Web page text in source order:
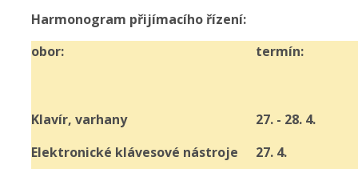
Harmonogram přijímacího řízení:
obor:
termín:
Klavír, varhany
27. - 28. 4.
Elektronické klávesové nástroje
27. 4.